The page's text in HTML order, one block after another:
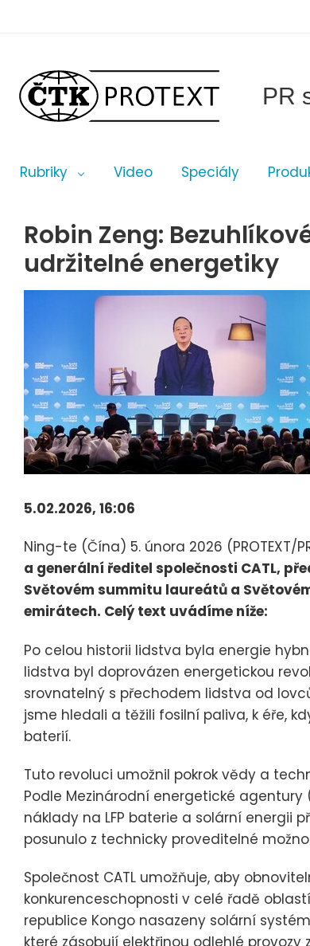
PR
Rubriky Video Speciály
Robin Zeng:
udržitelné energetiky
5.02.2026, 16:06
Ning-te (Čína) 5. února 2026 (PROTEXT/
a generální ředitel společnosti CATL,
Světovém summitu laureátů a
emirátech. Celý text uvádíme níže:
Po celou historii lidstva byla energie
lidstva byl doprovázen energetickou
srovnatelný s přechodem lidstva od
jsme hledali a těžili fosilní paliva, k éře,
baterií.
Tuto revoluci umožnil pokrok vědy a
Podle Mezinárodní energetické agentury
náklady na LFP baterie a solární energii
posunulo z technicky proveditelné
Společnost CATL umožňuje, aby
konkurenceschopnosti v celé řadě
republice Kongo nasazeny solární
které zásobují elektřinou odlehlé